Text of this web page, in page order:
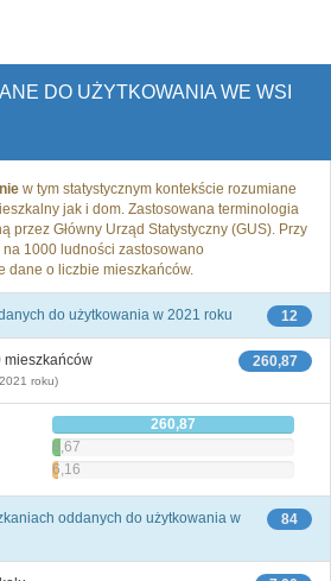
DO UŻYTKOWANIA WE WSI
w tym statystycznym kontekście rozumiane
jak i dom. Zastosowana terminologia
przez Główny Urząd Statystyczny (GUS). Przy
1000 ludności zastosowano
dane o liczbie mieszkańców.
12
do użytkowania w 2021 roku
260,87
mieszkańców
roku)
260,87
8,67
6,16
84
oddanych do użytkowania w